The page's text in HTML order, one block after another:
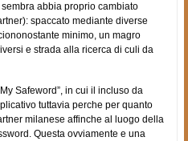
abbia proprio cambiato
spaccato mediante diverse
minimo, un magro
e strada alla ricerca di culi da
Safeword”, in cui il incluso da
tuttavia perche per quanto
milanese affinche al luogo della
Questa ovviamente e una